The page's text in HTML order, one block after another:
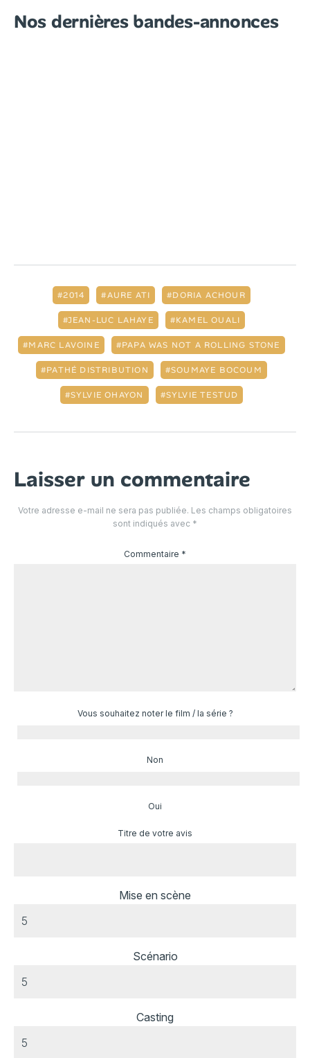
Nos dernières bandes-annonces
2014 AURE ATI DORIA ACHOUR
JEAN-LUC LAHAYE KAMEL OUALI
MARC LAVOINE PAPA WAS NOT A ROLLING STONE
PATHÉ DISTRIBUTION SOUMAYE BOCOUM
SYLVIE OHAYON SYLVIE TESTUD
Laisser un commentaire
Votre adresse e-mail ne sera pas publiée. Les champs obligatoires
sont indiqués avec *
Commentaire *
Vous souhaitez noter le film / la série ?
Non
Oui
Titre de votre avis
Mise en scène
Scénario
Casting